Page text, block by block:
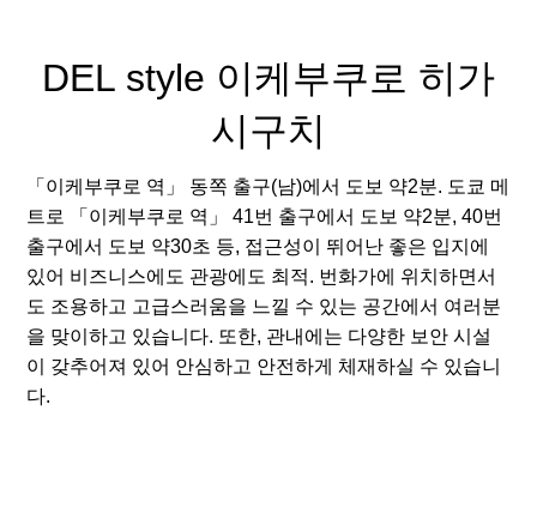
DEL style 이케부쿠로 히가
시구치
「이케부쿠로 역」 동쪽 출구(남)에서 도보 약2분. 도쿄 메
트로 「이케부쿠로 역」 41번 출구에서 도보 약2분, 40번
출구에서 도보 약30초 등, 접근성이 뛰어난 좋은 입지에
있어 비즈니스에도 관광에도 최적. 번화가에 위치하면서
도 조용하고 고급스러움을 느낄 수 있는 공간에서 여러분
을 맞이하고 있습니다. 또한, 관내에는 다양한 보안 시설
이 갖추어져 있어 안심하고 안전하게 체재하실 수 있습니
다.